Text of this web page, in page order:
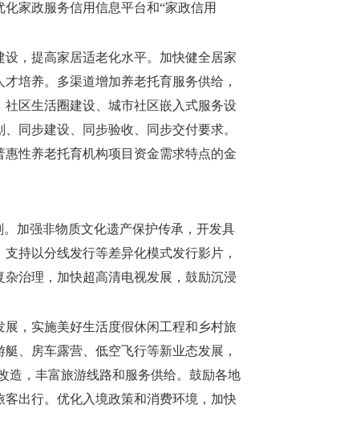
家政服务信用信息平台和“家政信用
，提高家居适老化水平。加快健全居家
培养。多渠道增加养老托育服务供给，
区生活圈建设、城市社区嵌入式服务设
同步建设、同步验收、同步交付要求。
性养老托育机构项目资金需求特点的金
加强非物质文化遗产保护传承，开发具
持以分线发行等差异化模式发行影片，
治理，加快超高清电视发展，鼓励沉浸
，实施美好生活度假休闲工程和乡村旅
、房车露营、低空飞行等新业态发展，
造，丰富旅游线路和服务供给。鼓励各地
出行。优化入境政策和消费环境，加快